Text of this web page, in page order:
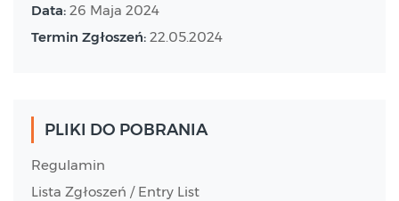
Data: 26 Maja 2024
Termin Zgłoszeń: 22.05.2024
PLIKI DO POBRANIA
Regulamin
Lista Zgłoszeń / Entry List